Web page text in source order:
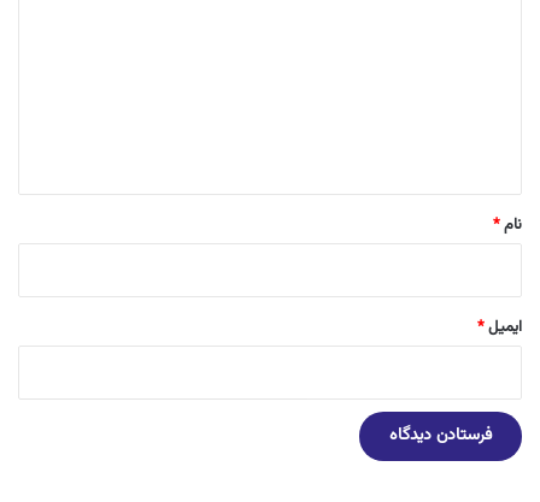
نام*
ایمیل*